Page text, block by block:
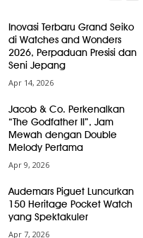
Inovasi Terbaru Grand Seiko
di Watches and Wonders
2026, Perpaduan Presisi dan
Seni Jepang
Apr 14, 2026
Jacob & Co. Perkenalkan
“The Godfather II”, Jam
Mewah dengan Double
Melody Pertama
Apr 9, 2026
Audemars Piguet Luncurkan
150 Heritage Pocket Watch
yang Spektakuler
Apr 7, 2026